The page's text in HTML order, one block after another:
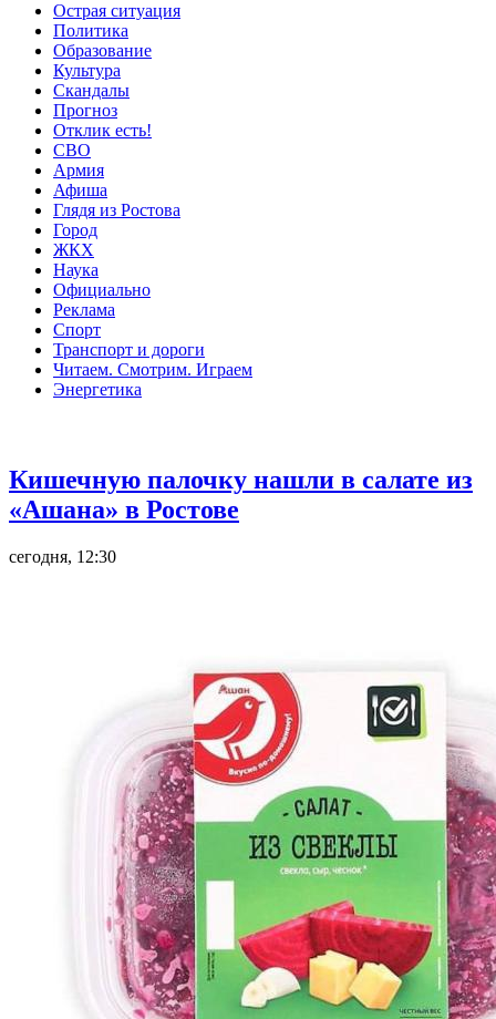
Острая ситуация
Политика
Образование
Культура
Скандалы
Прогноз
Отклик есть!
СВО
Армия
Афиша
Глядя из Ростова
Город
ЖКХ
Наука
Официально
Реклама
Спорт
Транспорт и дороги
Читаем. Смотрим. Играем
Энергетика
Кишечную палочку нашли в салате из
«Ашана» в Ростове
сегодня, 12:30